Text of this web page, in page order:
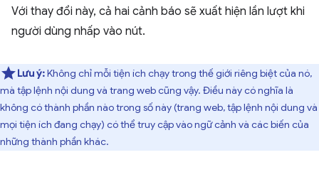
Với thay đổi này, cả hai cảnh báo sẽ xuất hiện lần lượt khi
người dùng nhấp vào nút.
Lưu ý:Không chỉ mỗi tiện ích chạy trong thế giới riêng biệt của nó,
mà tập lệnh nội dung và trang web cũng vậy. Điều này có nghĩa là
không có thành phần nào trong số này (trang web, tập lệnh nội dung và
mọi tiện ích đang chạy) có thể truy cập vào ngữ cảnh và các biến của
những thành phần khác.